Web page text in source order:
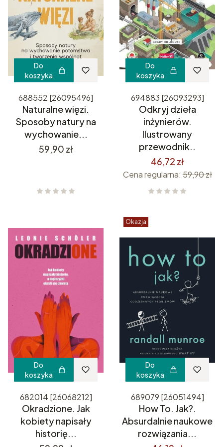
Do
koszyka
688552 [26095496]
Naturalne więzi.
Sposoby natury na
wychowanie...
Cena
59,90 zł
Do
koszyka
694883 [26093293]
Odkryj dzieła
inżynierów.
Ilustrowany
przewodnik..
46,72 zł
Cena regularna: 59,90 zł
Do
koszyka
682014 [26068212]
Okradzione. Jak
kobiety napisały
historię...
Okazja
Do
koszyka
689079 [26051494]
How To. Jak?.
Absurdalnie naukowe
rozwiązania...